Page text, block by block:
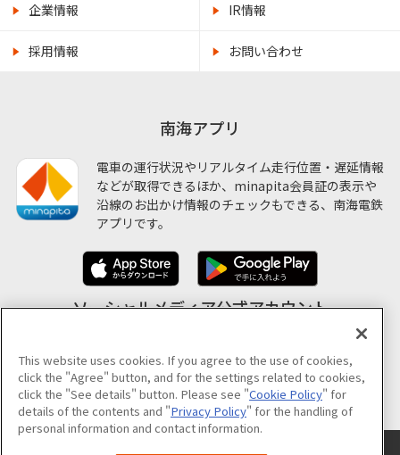
企業情報 IR情報
採用情報 お問い合わせ
南海アプリ
電車の運行状況やリアルタイム走行位置・遅延情報
などが取得できるほか、minapita会員証の表示や
沿線のお出かけ情報のチェックもできる、南海電鉄
アプリです。
ソーシャルメディア公式アカウント
公式アカウント一覧
This website uses cookies. If you agree to the use of cookies,
click the "Agree" button, and for the settings related to cookies,
click the "See details" button. Please see "Cookie Policy" for
details of the contents and "Privacy Policy" for the handling of
personal information and contact information.